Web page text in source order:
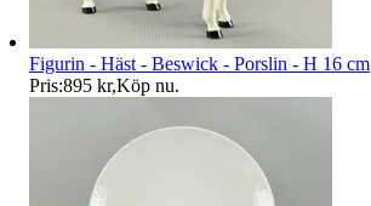
Figurin - Häst - Beswick - Porslin - H 16 cm
Pris:895 kr,Köp nu.